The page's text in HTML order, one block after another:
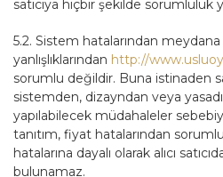
satıcıya hiçbir şekilde
5.2. Sistem hatalarından
yanlışlıklarından http://
sorumlu değildir. Buna istinaden
sistemden, dizayndan veya
yapılabilecek müdahaleler
tanıtım, fiyat hatalarından
hatalarına dayalı olarak alıcı
bulunamaz.